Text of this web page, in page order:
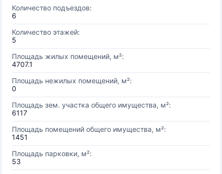
Количество подъездов:
6
Количество этажей:
5
Площадь жилых помещений, м²:
4707.1
Площадь нежилых помещений, м²:
0
Площадь зем. участка общего имущества, м²:
6117
Площадь помещений общего имущества, м²:
1451
Площадь парковки, м²:
53